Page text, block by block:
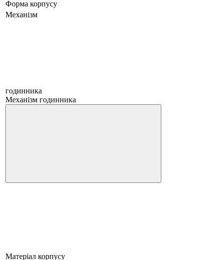
Форма корпусу
Механізм
годинника
Механізм годинника
Матеріал корпусу